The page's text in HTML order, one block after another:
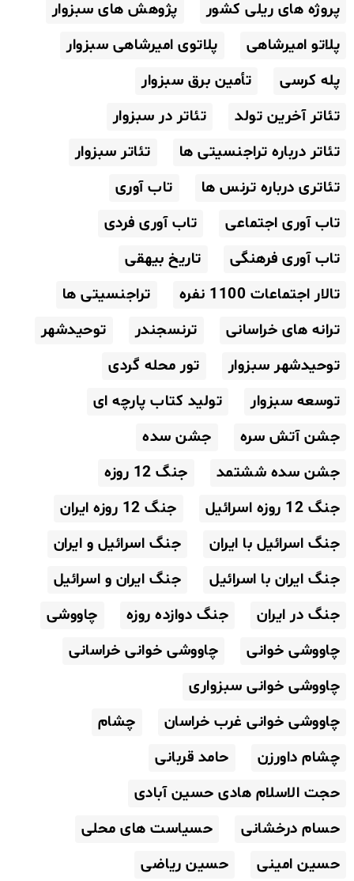
پروژه های ریلی کشور
پژوهش های سبزوار
پلاتو امیرشاهی
پلاتوی امیرشاهی سبزوار
پله کرسی
تأمین برق سبزوار
تئاتر آخرین تولد
تئاتر در سبزوار
تئاتر درباره تراجنسیتی ها
تئاتر سبزوار
تئاتری درباره ترنس ها
تاب آوری
تاب آوری اجتماعی
تاب آوری فردی
تاب آوری فرهنگی
تاریخ بیهقی
تالار اجتماعات 1100 نفره
تراجنسیتی ها
ترانه های خراسانی
ترنسجندر
توحیدشهر
توحیدشهر سبزوار
تور محله گردی
توسعه سبزوار
تولید کتاب پارچه ای
جشن آتش سره
جشن سده
جشن سده ششتمد
جنگ 12 روزه
جنگ 12 روزه اسرائیل
جنگ 12 روزه ایران
جنگ اسرائیل با ایران
جنگ اسرائیل و ایران
جنگ ایران با اسرائیل
جنگ ایران و اسرائیل
جنگ در ایران
جنگ دوازده روزه
چاووشی
چاووشی خوانی
چاووشی خوانی خراسانی
چاووشی خوانی سبزواری
چاووشی خوانی غرب خراسان
چشام
چشام داورزن
حامد قربانی
حجت الاسلام هادی حسین آبادی
حسام درخشانی
حسیاست های محلی
حسین امینی
حسین ریاضی